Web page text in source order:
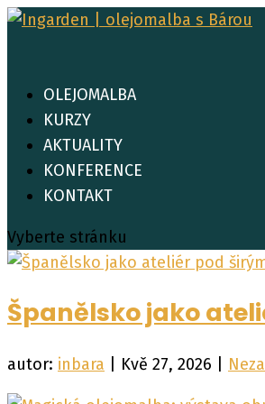
OLEJOMALBA
KURZY
AKTUALITY
KONFERENCE
KONTAKT
Vyberte stránku
Španělsko jako
autor: inbara Kvě 27, 2026